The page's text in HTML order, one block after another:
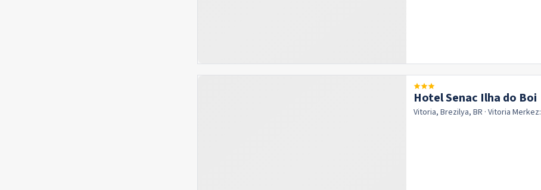
Hotel Senac Ilha do Boi
Vitoria, Brezilya, BR · Vitoria Merkez: